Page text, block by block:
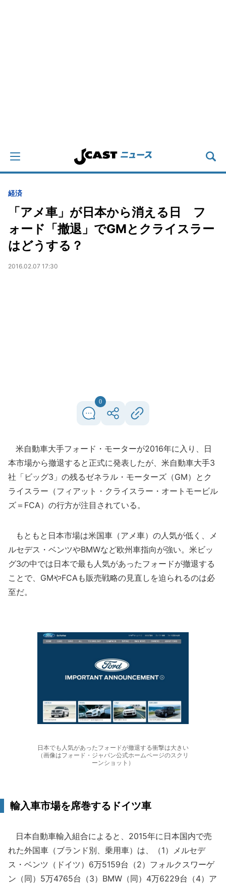
経済
「アメ車」が日本から消える日 フ
ォード「撤退」でGMとクライスラー
はどうする？
2016.02.07 17:30
0
米自動車大手フォード・モーターが2016年に入り、日
本市場から撤退すると正式に発表したが、米自動車大手3
社「ビッグ3」の残るゼネラル・モーターズ（GM）とク
ライスラー（フィアット・クライスラー・オートモービル
ズ＝FCA）の行方が注目されている。
もともと日本市場は米国車（アメ車）の人気が低く、メ
ルセデス・ベンツやBMWなど欧州車指向が強い。米ビッ
グ3の中では日本で最も人気があったフォードが撤退する
ことで、GMやFCAも販売戦略の見直しを迫られるのは必
至だ。
日本でも人気があったフォードが撤退する衝撃は大きい
（画像はフォード・ジャパン公式ホームページのスクリ
ーンショット）
輸入車市場を席巻するドイツ車
日本自動車輸入組合によると、2015年に日本国内で売
れた外国車（ブランド別、乗用車）は、（1）メルセデ
ス・ベンツ（ドイツ）6万5159台（2）フォルクスワーゲ
ン（同）5万4765台（3）BMW（同）4万6229台（4）ア